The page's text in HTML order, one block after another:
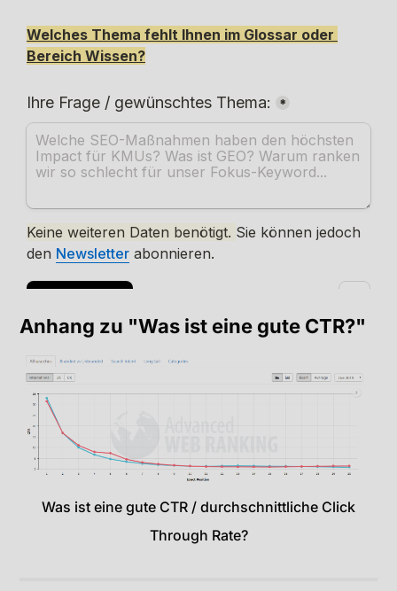
Anhang zu "Was ist eine gute CTR?"
Was ist eine gute CTR / durchschnittliche Click
Through Rate?